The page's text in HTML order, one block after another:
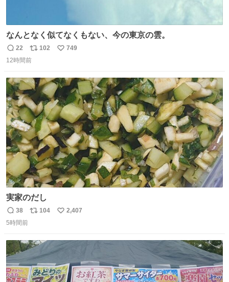
なんとなく似てなくもない、今の東京の雲。
返
信
22
リ
ポ
ト
数
102
い
数
749
12時間前
実家のだし
返
信
38
リ
ト
数
104
い
数
2,407
5時間前